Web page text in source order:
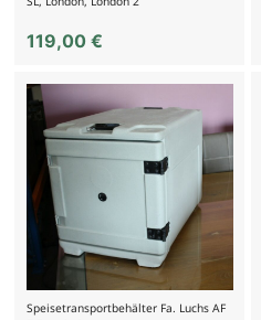
119,00 €
Speisetransportbehälter Fa. Luchs AF